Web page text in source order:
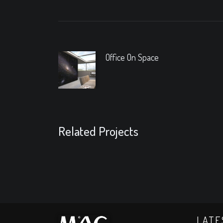
Office On Space
Related Projects